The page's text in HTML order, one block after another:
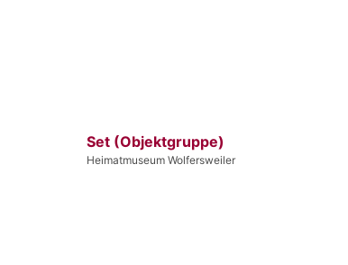
Set (Objektgruppe)
Heimatmuseum Wolfersweiler